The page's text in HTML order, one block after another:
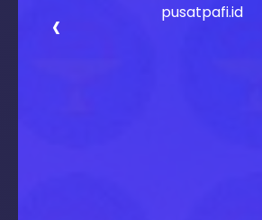
pusatpafi.id
‹